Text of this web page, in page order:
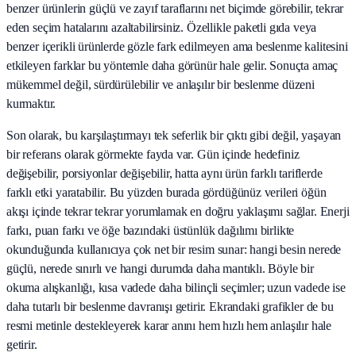
benzer ürünlerin güçlü ve zayıf taraflarını net biçimde görebilir, tekrar
eden seçim hatalarını azaltabilirsiniz. Özellikle paketli gıda veya
benzer içerikli ürünlerde gözle fark edilmeyen ama beslenme kalitesini
etkileyen farklar bu yöntemle daha görünür hale gelir. Sonuçta amaç
mükemmel değil, sürdürülebilir ve anlaşılır bir beslenme düzeni
kurmaktır.
Son olarak, bu karşılaştırmayı tek seferlik bir çıktı gibi değil, yaşayan
bir referans olarak görmekte fayda var. Gün içinde hedefiniz
değişebilir, porsiyonlar değişebilir, hatta aynı ürün farklı tariflerde
farklı etki yaratabilir. Bu yüzden burada gördüğünüz verileri öğün
akışı içinde tekrar tekrar yorumlamak en doğru yaklaşımı sağlar. Enerji
farkı, puan farkı ve öğe bazındaki üstünlük dağılımı birlikte
okunduğunda kullanıcıya çok net bir resim sunar: hangi besin nerede
güçlü, nerede sınırlı ve hangi durumda daha mantıklı. Böyle bir
okuma alışkanlığı, kısa vadede daha bilinçli seçimler; uzun vadede ise
daha tutarlı bir beslenme davranışı getirir. Ekrandaki grafikler de bu
resmi metinle destekleyerek karar anını hem hızlı hem anlaşılır hale
getirir.